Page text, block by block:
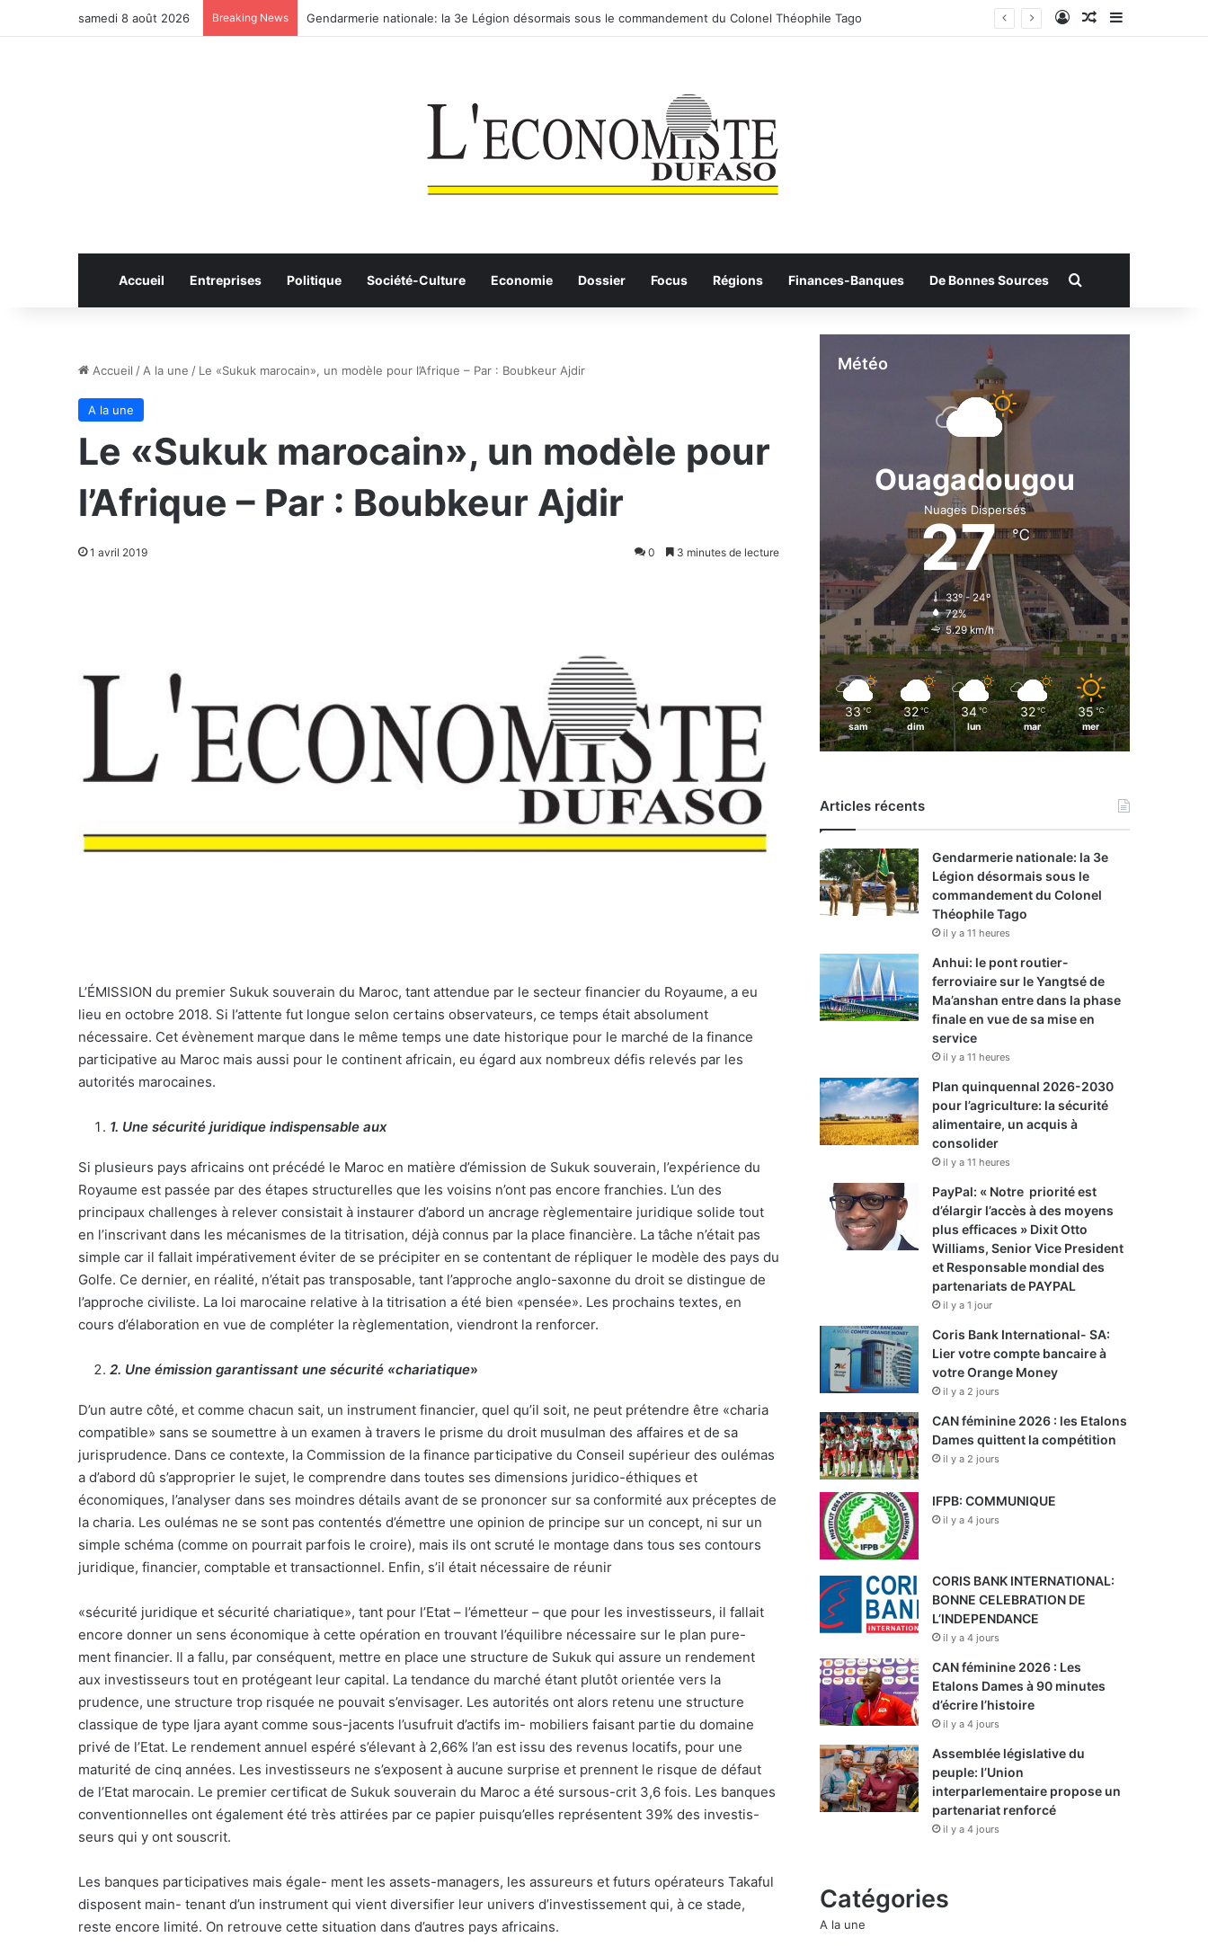
samedi 8 août 2026 Breaking News Gendarmerie nationale: la 3e Légion désormais sous le commandement du Colonel Théophile Tago ConnexionArticle Aléatoire
Accueil Entreprises Politique Société-Culture Economie Dossier Focus Régions Finances-Banques De Bonnes Sources Rechercher
Accueil / A la une / Le «Sukuk marocain», un modèle pour l’Afrique – Par : Boubkeur Ajdir
A la une
Le «Sukuk marocain», un modèle pour
l’Afrique – Par : Boubkeur Ajdir
1 avril 2019 0 3 minutes de lecture
L’ÉMISSION du premier Sukuk souverain du Maroc, tant attendue par le secteur financier du Royaume, a eu
lieu en octobre 2018. Si l’attente fut longue selon certains observateurs, ce temps était absolument
nécessaire. Cet évènement marque dans le même temps une date historique pour le marché de la finance
participative au Maroc mais aussi pour le continent africain, eu égard aux nombreux défis relevés par les
autorités marocaines.
1. Une sécurité juridique indispensable aux
Si plusieurs pays africains ont précédé le Maroc en matière d’émission de Sukuk souverain, l’expérience du
Royaume est passée par des étapes structurelles que les voisins n’ont pas encore franchies. L’un des
principaux challenges à relever consistait à instaurer d’abord un ancrage règlementaire juridique solide tout
en l’inscrivant dans les mécanismes de la titrisation, déjà connus par la place financière. La tâche n’était pas
simple car il fallait impérativement éviter de se précipiter en se contentant de répliquer le modèle des pays du
Golfe. Ce dernier, en réalité, n’était pas transposable, tant l’approche anglo-saxonne du droit se distingue de
l’approche civiliste. La loi marocaine relative à la titrisation a été bien «pensée». Les prochains textes, en
cours d’élaboration en vue de compléter la règlementation, viendront la renforcer.
2. Une émission garantissant une sécurité «chariatique»
D’un autre côté, et comme chacun sait, un instrument financier, quel qu’il soit, ne peut prétendre être «charia
compatible» sans se soumettre à un examen à travers le prisme du droit musulman des affaires et de sa
jurisprudence. Dans ce contexte, la Commission de la finance participative du Conseil supérieur des oulémas
a d’abord dû s’approprier le sujet, le comprendre dans toutes ses dimensions juridico-éthiques et
économiques, l’analyser dans ses moindres détails avant de se prononcer sur sa conformité aux préceptes de
la charia. Les oulémas ne se sont pas contentés d’émettre une opinion de principe sur un concept, ni sur un
simple schéma (comme on pourrait parfois le croire), mais ils ont scruté le montage dans tous ses contours
juridique, financier, comptable et transactionnel. Enfin, s’il était nécessaire de réunir
«sécurité juridique et sécurité chariatique», tant pour l’Etat – l’émetteur – que pour les investisseurs, il fallait
encore donner un sens économique à cette opération en trouvant l’équilibre nécessaire sur le plan pure-
ment financier. Il a fallu, par conséquent, mettre en place une structure de Sukuk qui assure un rendement
aux investisseurs tout en protégeant leur capital. La tendance du marché étant plutôt orientée vers la
prudence, une structure trop risquée ne pouvait s’envisager. Les autorités ont alors retenu une structure
classique de type Ijara ayant comme sous-jacents l’usufruit d’actifs im- mobiliers faisant partie du domaine
privé de l’Etat. Le rendement annuel espéré s’élevant à 2,66% l’an est issu des revenus locatifs, pour une
maturité de cinq années. Les investisseurs ne s’exposent à aucune surprise et prennent le risque de défaut
de l’Etat marocain. Le premier certificat de Sukuk souverain du Maroc a été sursous-crit 3,6 fois. Les banques
conventionnelles ont également été très attirées par ce papier puisqu’elles représentent 39% des investis-
seurs qui y ont souscrit.
Les banques participatives mais égale- ment les assets-managers, les assureurs et futurs opérateurs Takaful
disposent main- tenant d’un instrument qui vient diversifier leur univers d’investissement qui, à ce stade,
reste encore limité. On retrouve cette situation dans d’autres pays africains.
Météo
Ouagadougou
Nuages Dispersés
27℃
33º - 24º
72%
5.29 km/h
33 ℃
sam
32 ℃
dim
34 ℃
lun
32 ℃
mar
35 ℃
mer
Articles récents
Gendarmerie nationale: la 3e
Légion désormais sous le
commandement du Colonel
Théophile Tago
il y a 11 heures
Anhui: le pont routier-
ferroviaire sur le Yangtsé de
Ma’anshan entre dans la phase
finale en vue de sa mise en
service
il y a 11 heures
Plan quinquennal 2026-2030
pour l’agriculture: la sécurité
alimentaire, un acquis à
consolider
il y a 11 heures
PayPal: « Notre priorité est
d’élargir l’accès à des moyens
plus efficaces » Dixit Otto
Williams, Senior Vice President
et Responsable mondial des
partenariats de PAYPAL
il y a 1 jour
Coris Bank International- SA:
Lier votre compte bancaire à
votre Orange Money
il y a 2 jours
CAN féminine 2026 : les Etalons
Dames quittent la compétition
il y a 2 jours
IFPB: COMMUNIQUE
il y a 4 jours
CORIS BANK INTERNATIONAL:
BONNE CELEBRATION DE
L’INDEPENDANCE
il y a 4 jours
CAN féminine 2026 : Les
Etalons Dames à 90 minutes
d’écrire l’histoire
il y a 4 jours
Assemblée législative du
peuple: l’Union
interparlementaire propose un
partenariat renforcé
il y a 4 jours
Catégories
A la une